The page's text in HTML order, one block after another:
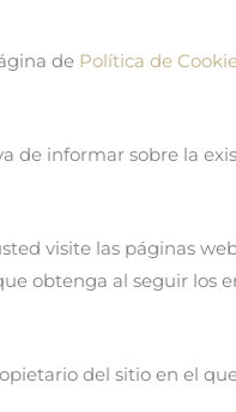
de Política de
de informar sobre la
visite las páginas
obtenga al seguir los
del sitio en el